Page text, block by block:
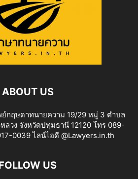
ABOUT US
กฤษดาทนายความ 19/29 หมู่ 3 ตำบล
ลวง จังหวัดปทุมธานี 12120 โทร 089-
0039 ไลน์ไอดี @Lawyers.in.th
US